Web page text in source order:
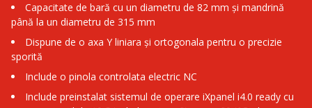
Capacitate de bară cu un diametru de 82 mm și mandrină
până la un diametru de 315 mm
Dispune de o axa Y liniara și ortogonala pentru o precizie
sporită
Include o pinola controlata electric NC
Include preinstalat sistemul de operare iXpanel i4.0 ready cu